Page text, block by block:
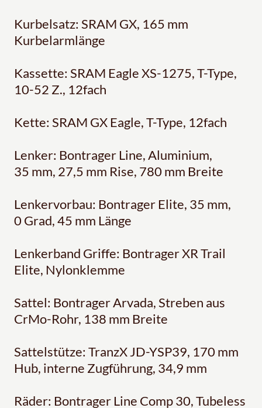
Kurbelsatz: SRAM GX, 165 mm
Kurbelarmlänge
Kassette: SRAM Eagle XS-1275, T-Type,
10-52 Z., 12fach
Kette: SRAM GX Eagle, T-Type, 12fach
Lenker: Bontrager Line, Aluminium,
35 mm, 27,5 mm Rise, 780 mm Breite
Lenkervorbau: Bontrager Elite, 35 mm,
0 Grad, 45 mm Länge
Lenkerband Griffe: Bontrager XR Trail
Elite, Nylonklemme
Sattel: Bontrager Arvada, Streben aus
CrMo-Rohr, 138 mm Breite
Sattelstütze: TranzX JD-YSP39, 170 mm
Hub, interne Zugführung, 34,9 mm
Räder: Bontrager Line Comp 30, Tubeless